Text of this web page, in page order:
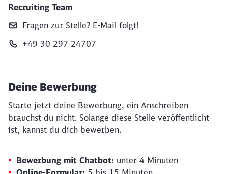
Recruiting Team
Fragen zur Stelle? E‑Mail folgt!
+49 30 297 24707
Deine Bewerbung
Starte jetzt deine Bewerbung, ein Anschreiben
brauchst du nicht. Solange diese Stelle veröffentlicht
ist, kannst du dich bewerben.
Bewerbung mit Chatbot: unter 4 Minuten